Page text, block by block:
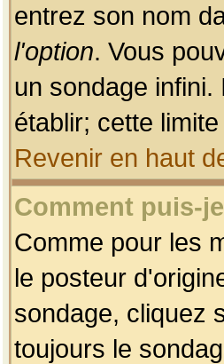
entrez son nom
l'option. Vous
un sondage
établir; cette
Revenir en haut
Comment puis-
Comme pour les
le posteur
sondage, cliquez
toujours le